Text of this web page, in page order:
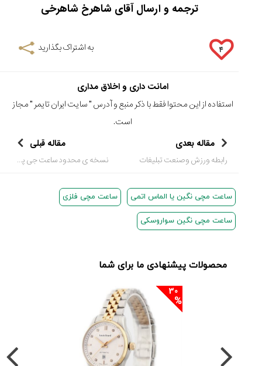
ترجمه و ارسال آقای شاهرخ شاهرخی
۴ به اشتراک بگذارید
امانت داری و اخلاق مداری
استفاده از این محتوا فقط با ذکر منبع و آدرس "سایت ایران تایمر" مجاز
است.
مقاله بعدی
رابطه ورزش وصنعت تبلیغات
مقاله قبلی
نسخه ی محدود ساعت جی پی اس استرون سیکو، در طرح جیوجیارو
ساعت مچی نگین یا الماس اتمی ساعت مچی فلزی
ساعت مچی نگین سواروسکی
محصولات پیشنهادی ما برای شما
30